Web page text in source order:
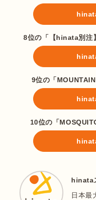
8位の「【hinata別注
9位の「
10位の「
hinata
日本最